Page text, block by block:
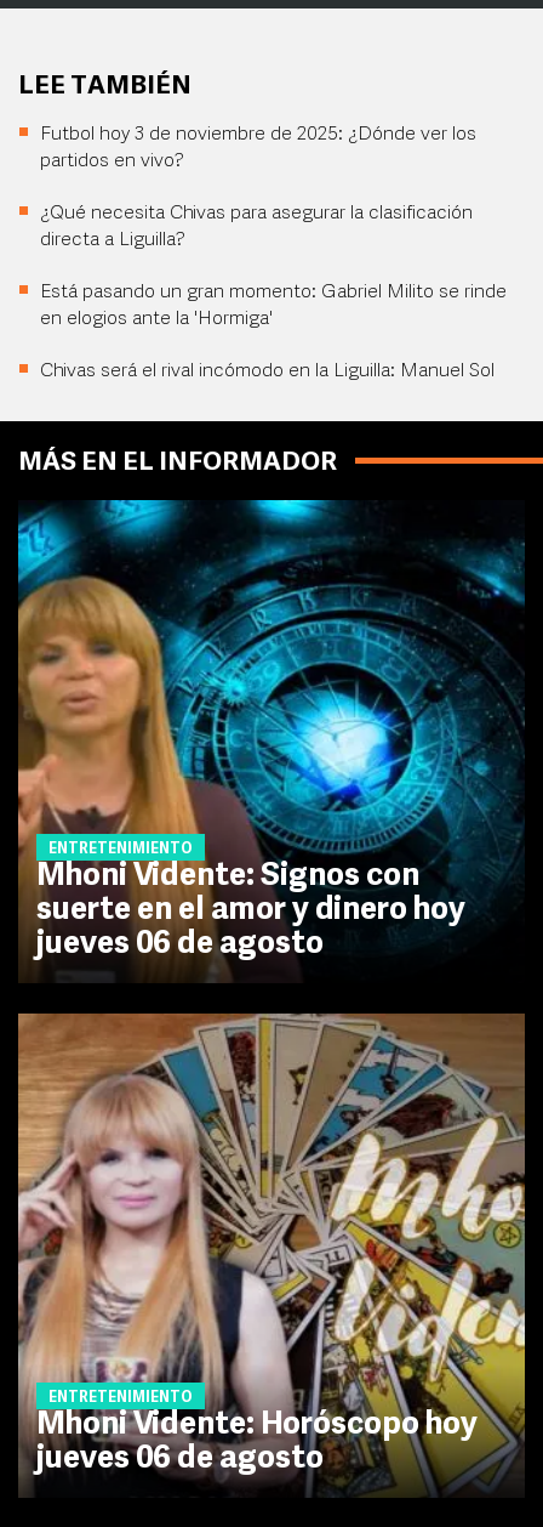
LEE TAMBIÉN
Futbol hoy 3 de noviembre de 2025: ¿Dónde ver los
partidos en vivo?
¿Qué necesita Chivas para asegurar la clasificación
directa a Liguilla?
Está pasando un gran momento: Gabriel Milito se rinde
en elogios ante la 'Hormiga'
Chivas será el rival incómodo en la Liguilla: Manuel Sol
MÁS EN EL INFORMADOR
ENTRETENIMIENTO
Mhoni Vidente: Signos con
suerte en el amor y dinero hoy
jueves 06 de agosto
ENTRETENIMIENTO
Mhoni Vidente: Horóscopo hoy
jueves 06 de agosto